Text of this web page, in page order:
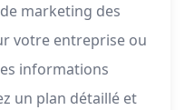
marketing des
votre entreprise ou
informations
un plan détaillé et